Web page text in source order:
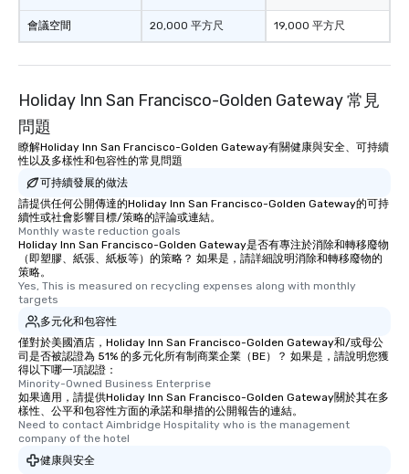
會議空間 20,000 平方尺 19,000 平方尺
Holiday Inn San Francisco-Golden Gateway 常見
問題
瞭解Holiday Inn San Francisco-Golden Gateway有關健康與安全、可持續
性以及多樣性和包容性的常見問題
可持續發展的做法
請提供任何公開傳達的Holiday Inn San Francisco-Golden Gateway的可持
續性或社會影響目標/策略的評論或連結。
Monthly waste reduction goals
Holiday Inn San Francisco-Golden Gateway是否有專注於消除和轉移廢物
（即塑膠、紙張、紙板等）的策略？ 如果是，請詳細說明消除和轉移廢物的
策略。
Yes, This is measured on recycling expenses along with monthly
targets
多元化和包容性
僅對於美國酒店，Holiday Inn San Francisco-Golden Gateway和/或母公
司是否被認證為 51% 的多元化所有制商業企業（BE）？ 如果是，請說明您獲
得以下哪一項認證：
Minority-Owned Business Enterprise
如果適用，請提供Holiday Inn San Francisco-Golden Gateway關於其在多
樣性、公平和包容性方面的承諾和舉措的公開報告的連結。
Need to contact Aimbridge Hospitality who is the management
company of the hotel
健康與安全